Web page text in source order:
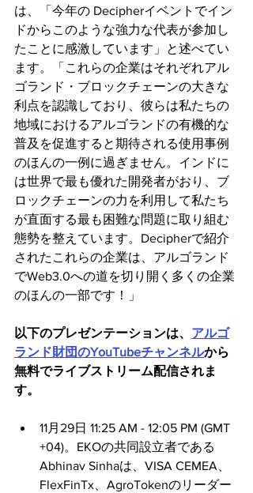
は、「今年の Decipherイベントでイン
ドからこのような強力な代表が参加し
たことに感激しています」と述べてい
ます。「これらの企業はそれぞれアル
ゴランド・ブロックチェーンの大きな
利点を認識しており、彼らは私たちの
地域におけるアルゴランドの有機的な
普及を促進すると期待される使用事例
のほんの一例に過ぎません。インドに
は世界で最も優れた開発者がおり、ブ
ロックチェーンの力を利用して私たち
が直面する最も困難な問題に取り組む
態勢を整えています。Decipherで紹介
されたこれらの企業は、アルゴランド
でWeb3.0への道を切り開く多くの企業
のほんの一部です！」
以下のプレゼンテーションは、 アルゴ
ランド財団のYouTubeチャンネルから
無料でライブストリーム配信されま
す。
11月29日 11:25 AM - 12:05 PM (GMT
+04)。EKOの共同設立者である
Abhinav Sinhaは、VISA CEMEA、
FlexFinTx、AgroTokenのリーダー